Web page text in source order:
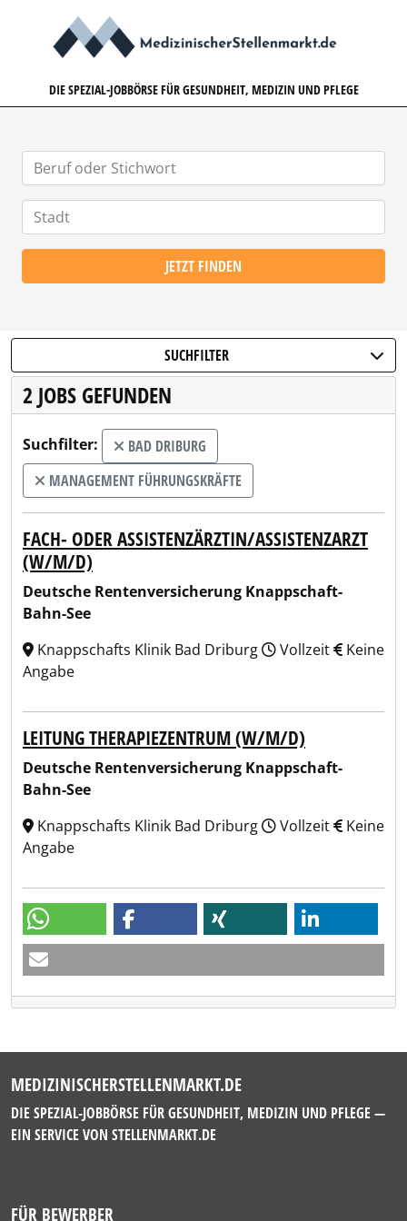
DIE SPEZIAL-JOBBÖRSE FÜR GESUNDHEIT, MEDIZIN UND PFLEGE
JETZT FINDEN
SUCHFILTER
2 JOBS GEFUNDEN
Suchfilter:
BAD DRIBURG
MANAGEMENT FÜHRUNGSKRÄFTE
FACH- ODER ASSISTENZÄRZTIN/ASSISTENZARZT
(W/M/D)
Deutsche Rentenversicherung Knappschaft-
Bahn-See
Knappschafts Klinik Bad Driburg
Vollzeit
Keine
Angabe
LEITUNG THERAPIEZENTRUM (W/M/D)
Deutsche Rentenversicherung Knappschaft-
Bahn-See
Knappschafts Klinik Bad Driburg
Vollzeit
Keine
Angabe
MEDIZINISCHERSTELLENMARKT.DE
DIE SPEZIAL-JOBBÖRSE FÜR GESUNDHEIT, MEDIZIN UND PFLEGE —
EIN SERVICE VON STELLENMARKT.DE
FÜR BEWERBER